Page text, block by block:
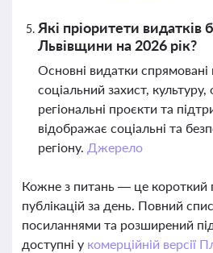
Які пріоритети
Львівщини на 2026 рік?
Основні видатки спрямовані
соціальний захист,
регіональні проєкти та
відображає соціальні та
регіону. Джерело
Кожне з питань — це короткий
публікацій за день. Повний
посиланнями та розширений
доступні у комерційній версії